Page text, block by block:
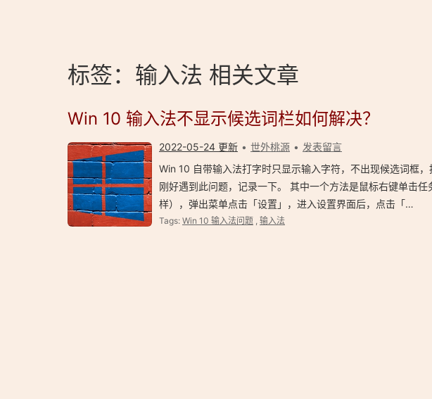
标签：输入法 相关文章
Win 10 输入法不显示候选词栏如何解决？
2022-05-24 更新 世外桃源
发表留言
Win 10 自带输入法打字时只显示输入字符，不出现候选词框
刚好遇到此问题，记录一下。 其中一个方法是鼠标右键单击
样），弹出菜单点击「设置」，进入设置界面后，点击「…
Tags: Win 10 输入法问题 , 输入法